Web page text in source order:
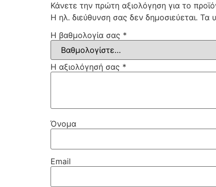
Κάνετε την πρώτη αξιολόγηση για το
Η ηλ. διεύθυνση σας δεν δημοσιεύεται. Τα
Η βαθμολογία σας *
Η αξιολόγησή σας *
Όνομα
Email